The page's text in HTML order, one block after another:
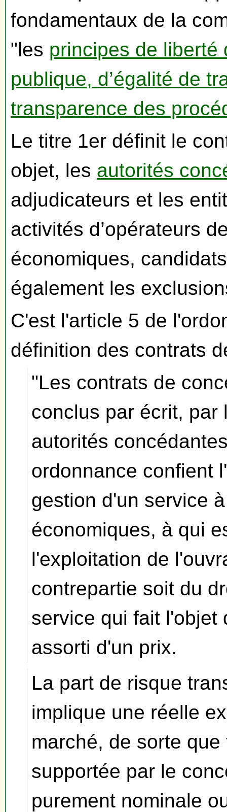
fondamentaux de la
"les principes de liberté
publique, d’égalité de
transparence des
Le titre 1er définit le
objet, les autorités
adjudicateurs et les
activités d’opérateurs
économiques,
également les
C'est l'article 5 de
définition des contrats
"Les contrats de
conclus par écrit, par
autorités
ordonnance confient
gestion d'un service
économiques, à qui
l'exploitation de
contrepartie soit du
service qui fait l'objet
assorti d'un prix.
La part de risque
implique une réelle
marché, de sorte
supportée par le
purement nominale